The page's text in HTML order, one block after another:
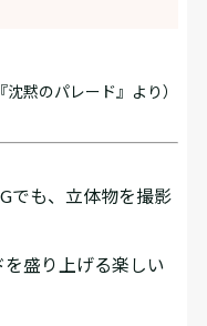
沈黙のパレード』より）
でも、立体物を撮影
盛り上げる楽しい